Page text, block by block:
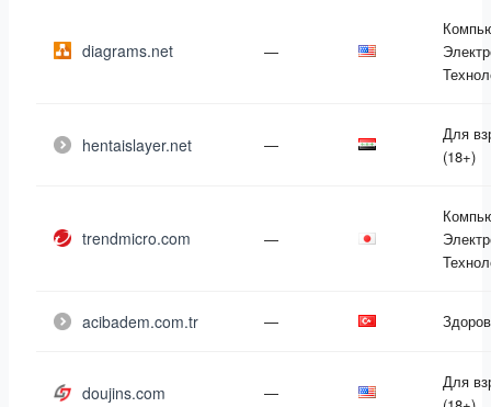
diagrams.net —
hentaislayer.net —
Для
(18+)
trendmicro.com —
acibadem.com.tr —
doujins.com —
Для